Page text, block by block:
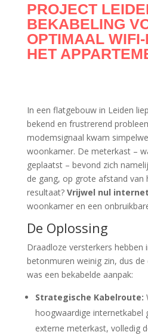
PROJECT
BEKABELING
OPTIMAAL
HET
In een flatgebouw in Leiden
bekend en frustrerend
modemsignaal kwam
woonkamer. De meterkast –
geplaatst – bevond zich
de gang, op grote afstand van
resultaat? Vrijwel nul
woonkamer en een
De Oplossing
Draadloze versterkers hebben
betonmuren weinig zin, dus
was een bekabelde aanpak:
Strategische Kabelroute:
hoogwaardige internetkabel
externe meterkast, volledig